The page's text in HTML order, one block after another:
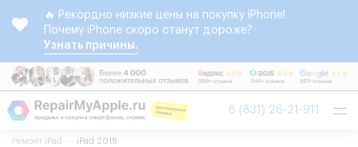
🔥 Рекордно низкие цены на покупку iPhone!
Почему iPhone скоро станут дороже?
Узнать причины.
8 (831) 26-21-911
Ремонт iPad iPad 2018